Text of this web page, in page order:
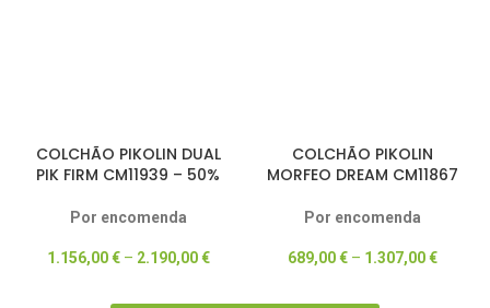
COLCHÃO PIKOLIN DUAL
PIK FIRM CM11939 – 50%
Por encomenda
1.156,00€– 2.190,00€
COLCHÃO PIKOLIN
MORFEO DREAM CM11867
Por encomenda
689,00€– 1.307,00€